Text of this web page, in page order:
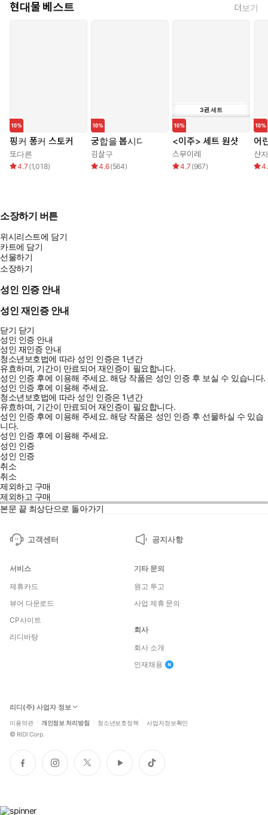
현대물 베스트 더보기
핑커 퐁커 스토커
또다른
4.7 (1,018)
궁합을 봅시다
김살구
4.6(564)
3권세트
<이주> 세트 원샷
스무이레
4.7 (967)
어
산
소장하기 버튼
위시리스트에 담기
카트에 담기
선물하기
소장하기
성인 인증 안내
성인 재인증 안내
닫기 닫기
성인 인증 안내
성인 재인증 안내
청소년보호법에 따라 성인 인증은 1년간
유효하며, 기간이 만료되어 재인증이 필요합니다.
성인 인증 후에 이용해 주세요.해당 작품은 성인 인증 후 보실 수 있습니다.
성인 인증 후에 이용해 주세요.
청소년보호법에 따라 성인 인증은 1년간
유효하며, 기간이 만료되어 재인증이 필요합니다.
성인 인증 후에 이용해 주세요.해당 작품은 성인 인증 후 선물하실 수 있습
니다.
성인 인증 후에 이용해 주세요.
성인 인증
성인 인증
취소
취소
제외하고 구매
제외하고 구매
본문 끝 최상단으로 돌아가기
고객센터 공지사항
서비스
제휴카드
뷰어 다운로드
CP사이트
리디바탕
기타 문의
원고 투고
사업 제휴 문의
회사
회사 소개
인재채용
리디(주) 사업자 정보
이용약관 개인정보 처리방침 청소년보호정책 사업자정보확인
© RIDI Corp.
페
이
인
스
트
위
유
튜
틱
톡